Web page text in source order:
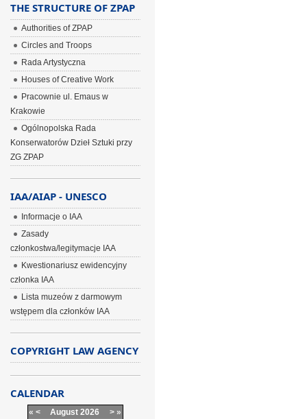
THE STRUCTURE OF ZPAP
Authorities of ZPAP
Circles and Troops
Rada Artystyczna
Houses of Creative Work
Pracownie ul. Emaus w
Krakowie
Ogólnopolska Rada
Konserwatorów Dzieł Sztuki przy
ZG ZPAP
IAA/AIAP - UNESCO
Informacje o IAA
Zasady
członkostwa/legitymacje IAA
Kwestionariusz ewidencyjny
członka IAA
Lista muzeów z darmowym
wstępem dla członków IAA
COPYRIGHT LAW AGENCY
CALENDAR
« < August 2026 > »